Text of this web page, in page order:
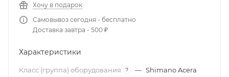
Хочу в подарок
Самовывоз сегодня - бесплатно
Доставка завтра - 500 ₽
Характеристики
Класс (группа) оборудования ? — Shimano Acera